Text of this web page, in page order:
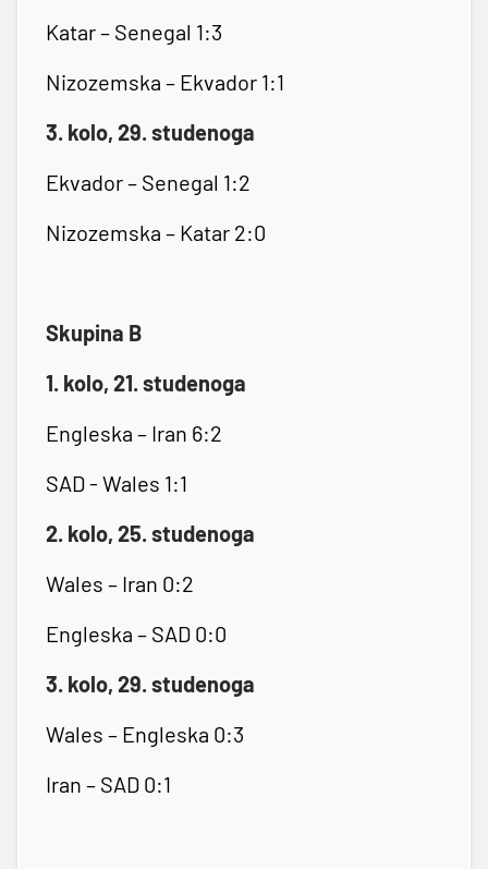
Katar – Senegal 1:3
Nizozemska – Ekvador 1:1
3. kolo, 29. studenoga
Ekvador – Senegal 1:2
Nizozemska – Katar 2:0
Skupina B
1. kolo, 21. studenoga
Engleska – Iran 6:2
SAD - Wales 1:1
2. kolo, 25. studenoga
Wales – Iran 0:2
Engleska – SAD 0:0
3. kolo, 29. studenoga
Wales – Engleska 0:3
Iran – SAD 0:1